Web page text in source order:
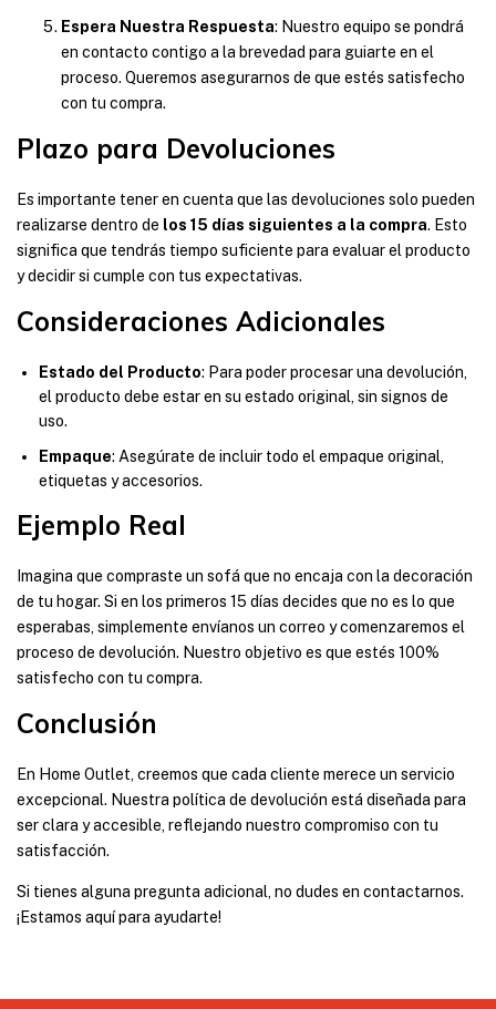
Espera Nuestra Respuesta: Nuestro equipo se pondrá
en contacto contigo a la brevedad para guiarte en el
proceso. Queremos asegurarnos de que estés satisfecho
con tu compra.
Plazo para Devoluciones
Es importante tener en cuenta que las devoluciones solo pueden
realizarse dentro de los 15 días siguientes a la compra. Esto
significa que tendrás tiempo suficiente para evaluar el producto
y decidir si cumple con tus expectativas.
Consideraciones Adicionales
Estado del Producto: Para poder procesar una devolución,
el producto debe estar en su estado original, sin signos de
uso.
Empaque: Asegúrate de incluir todo el empaque original,
etiquetas y accesorios.
Ejemplo Real
Imagina que compraste un sofá que no encaja con la decoración
de tu hogar. Si en los primeros 15 días decides que no es lo que
esperabas, simplemente envíanos un correo y comenzaremos el
proceso de devolución. Nuestro objetivo es que estés 100%
satisfecho con tu compra.
Conclusión
En Home Outlet, creemos que cada cliente merece un servicio
excepcional. Nuestra política de devolución está diseñada para
ser clara y accesible, reflejando nuestro compromiso con tu
satisfacción.
Si tienes alguna pregunta adicional, no dudes en contactarnos.
¡Estamos aquí para ayudarte!